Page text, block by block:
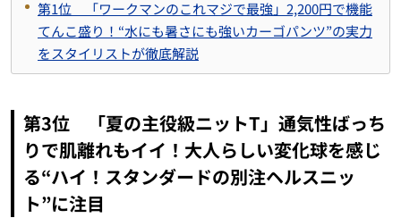
第1位 「ワークマンのこれマジで最強」2,200円で機能
てんこ盛り！“水にも暑さにも強いカーゴパンツ”の実力
をスタイリストが徹底解説
第3位 「夏の主役級ニットT」通気性ばっち
りで肌離れもイイ！大人らしい変化球を感じ
る“ハイ！スタンダードの別注ヘルスニッ
ト”に注目